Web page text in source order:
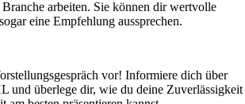
arbeiten. Sie können dir wertvolle
eine Empfehlung aussprechen.
vor! Informiere dich über
und überlege dir, wie du deine Zuverlässigkeit